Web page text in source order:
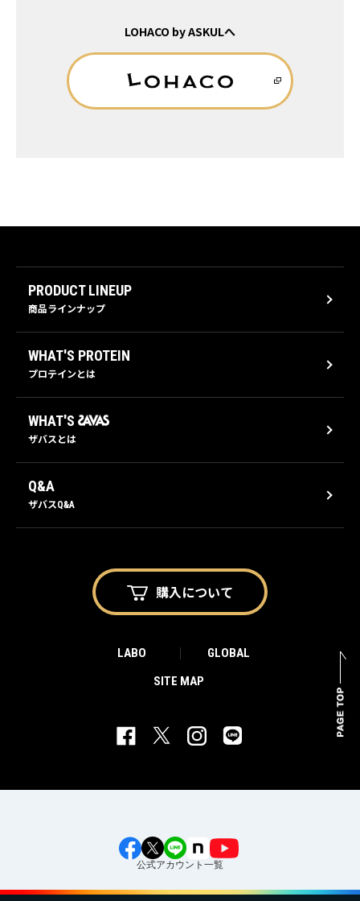
LOHACO by ASKULへ
PRODUCT LINEUP
商品ラインナップ
WHAT'S PROTEIN
プロテインとは
WHAT'S
ザバスとは
Q&A
ザバスQ&A
購入について
LABO
GLOBAL
SITE MAP
公式アカウント一覧